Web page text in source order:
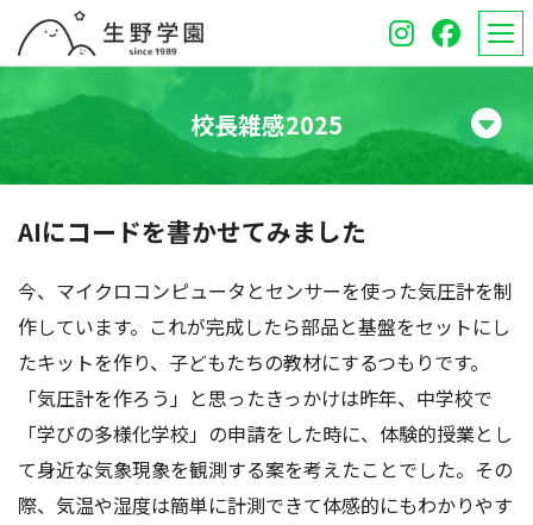
学校紹介
高等学校
オープンスクール
保護者のみなさんへ
受験生のみなさんへ
校長雑感2025
AIにコードを書かせてみました
今、マイクロコンピュータとセンサーを使った気圧計を制
作しています。これが完成したら部品と基盤をセットにし
たキットを作り、子どもたちの教材にするつもりです。
「気圧計を作ろう」と思ったきっかけは昨年、中学校で
「学びの多様化学校」の申請をした時に、体験的授業とし
て身近な気象現象を観測する案を考えたことでした。その
際、気温や湿度は簡単に計測できて体感的にもわかりやす